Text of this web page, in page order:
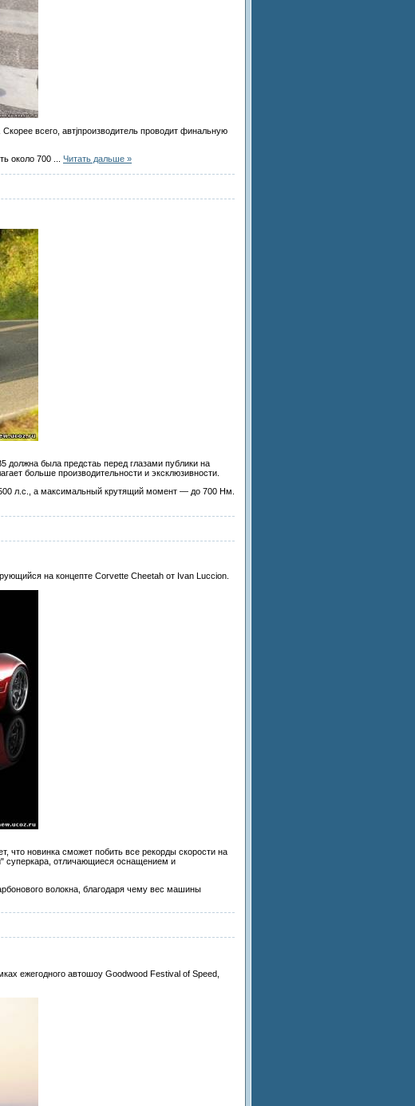
всего, автjпроизводитель проводит финальную
около 700
Читать дальше »
должна была предстаь перед глазами публики на
больше производительности и эксклюзивности.
л.с., а максимальный крутящий момент — до 700 Нм.
на концепте Corvette Cheetah от Ivan Luccion.
что новинка сможет побить все рекорды скорости на
суперкара, отличающиеся оснащением и
волокна, благодаря чему вес машины
ежегодного автошоу Goodwood Festival of Speed,